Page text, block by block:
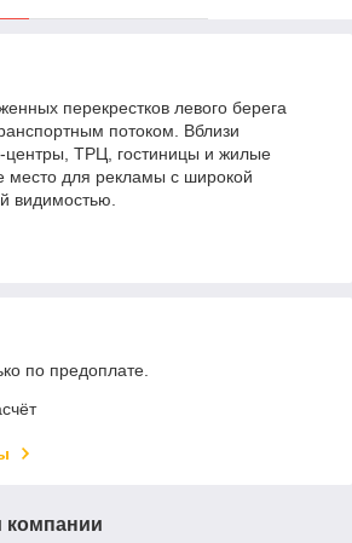
перекрестков левого берега
потоком. Вблизи
центры, ТРЦ, гостиницы и жилые
место для рекламы с широкой
видимостью.
по предоплате.
компании